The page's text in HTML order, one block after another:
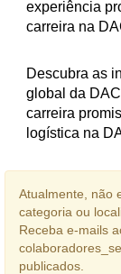
experiência
carreira na
Descubra as
global da
carreira
logística na
Atualmente, não
categoria ou
Receba e-mails
publicados.